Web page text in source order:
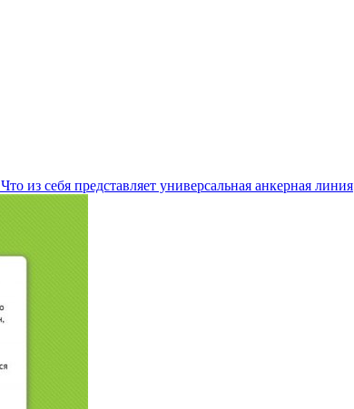
Что из себя представляет универсальная анкерная линия